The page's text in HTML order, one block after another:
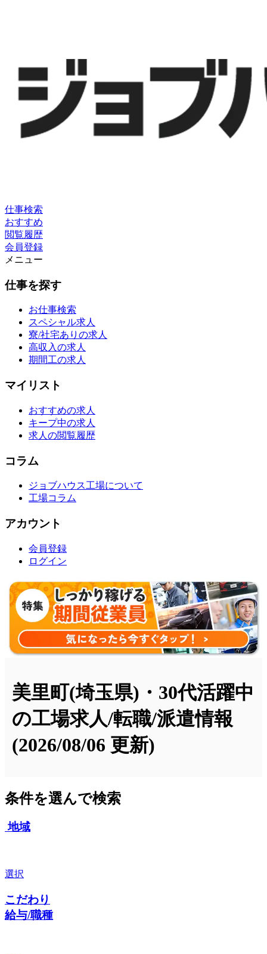
仕事検索
おすすめ
閲覧履歴
会員登録
メニュー
仕事を探す
お仕事検索
スペシャル求人
寮/社宅ありの求人
高収入の求人
期間工の求人
マイリスト
おすすめの求人
キープ中の求人
求人の閲覧履歴
コラム
ジョブハウス工場について
工場コラム
アカウント
会員登録
ログイン
美里町(埼玉県)・30代活躍中
の工場求人/転職/派遣情報
(2026/08/06 更新)
条件を選んで検索
地域
選択
こだわり
給与/職種